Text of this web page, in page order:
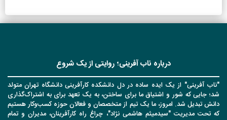
درباره ناب آفرینی؛ روایتی از یک شروع
"ناب آفرینی" از یک ایده ساده در دل دانشکده کارآفرینی دانشگاه تهران متولد
شد؛ جایی که شور و اشتیاق ما برای ساختن، به یک تعهد برای به اشتراک‌گذاری
دانش تبدیل شد. امروز، ما یک تیم از متخصصان و فعالان حوزه کسب‌وکار هستیم
که تحت مدیریت "سیدمیثم هاشمی نژاد"، چراغ راه کارآفرینان، مدیران و تمام